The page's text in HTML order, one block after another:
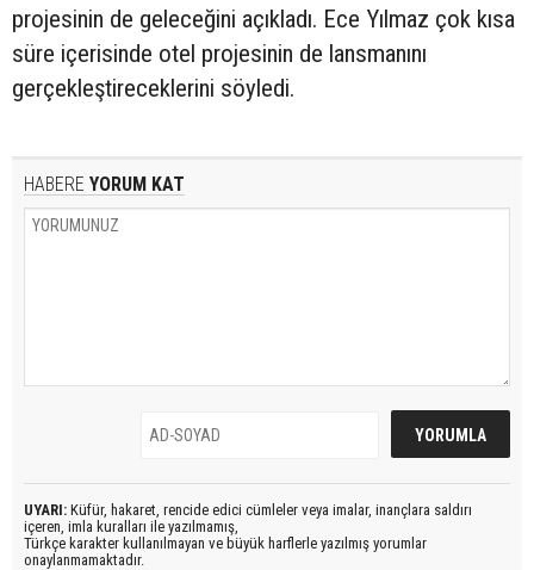
projesinin de geleceğini açıkladı. Ece Yılmaz çok kısa
süre içerisinde otel projesinin de lansmanını
gerçekleştireceklerini söyledi.
HABERE YORUM KAT
UYARI: Küfür, hakaret, rencide edici cümleler veya imalar, inançlara saldırı
içeren, imla kuralları ile yazılmamış,
Türkçe karakter kullanılmayan ve büyük harflerle yazılmış yorumlar
onaylanmamaktadır.